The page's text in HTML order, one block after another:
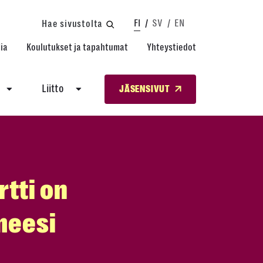
Hae sivustolta FI SV EN
Koulutukset ja tapahtumat Yhteystiedot
Liitto JÄSENSIVUT
on